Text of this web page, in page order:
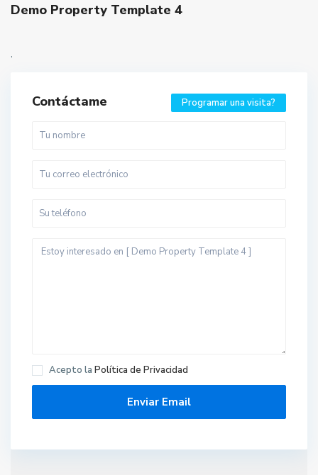
Demo Property Template 4
,
Contáctame Programar una visita?
Acepto la Política de Privacidad